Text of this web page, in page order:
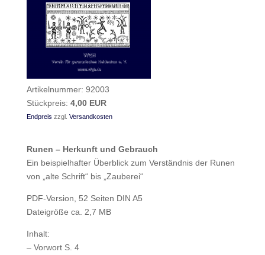
Artikelnummer: 92003
Stückpreis: 4,00 EUR
Endpreis zzgl. Versandkosten
Runen – Herkunft und Gebrauch
Ein beispielhafter Überblick zum Verständnis der Runen
von „alte Schrift“ bis „Zauberei“
PDF-Version, 52 Seiten DIN A5
Dateigröße ca. 2,7 MB
Inhalt:
– Vorwort S. 4